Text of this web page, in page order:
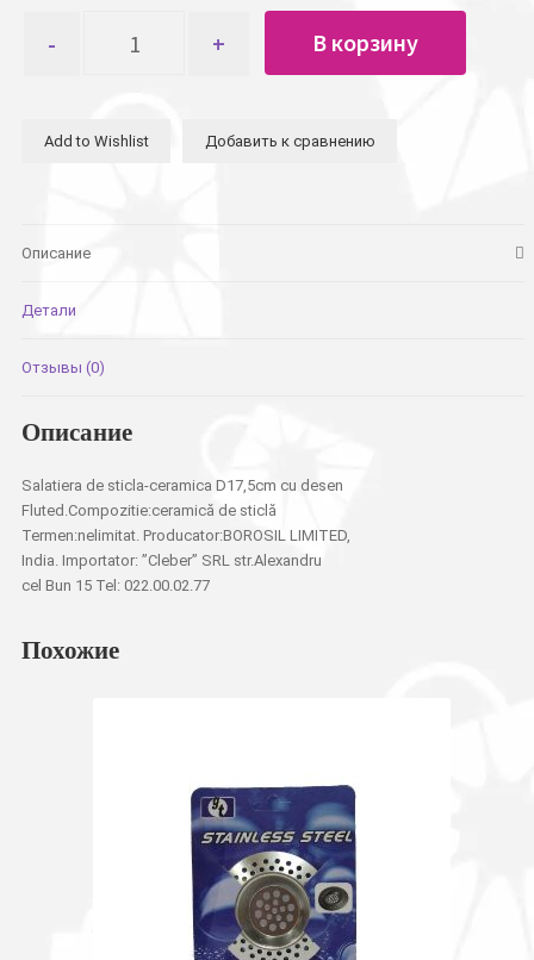
товара
рисунком
В корзину
Add to Wishlist Добавить к сравнению
Описание
Детали
Отзывы (0)
Описание
Salatiera de sticla-ceramica D17,5cm cu desen
Fluted.Compozitie:ceramică de sticlă
Termen:nelimitat. Producator:BOROSIL LIMITED,
India. Importator: ”Cleber” SRL str.Alexandru
cel Bun 15 Tel: 022.00.02.77
Похожие